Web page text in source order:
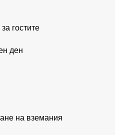
гостите
ден
на вземания